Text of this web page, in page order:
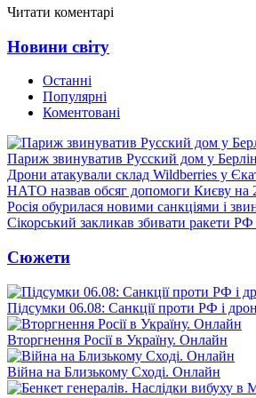
Читати коментарі
Новини світу
Останні
Популярні
Коментовані
Париж звинуватив Русский дом у
Дрони атакували склад Wildberries у
НАТО назвав обсяг допомоги Києву на
Росія обурилася новими санкціями і
Сікорський закликав збивати ракети
Сюжети
Підсумки 06.08: Санкції проти РФ і
Вторгнення Росії в Україну. Онлайн
Війна на Близькому Сході. Онлайн